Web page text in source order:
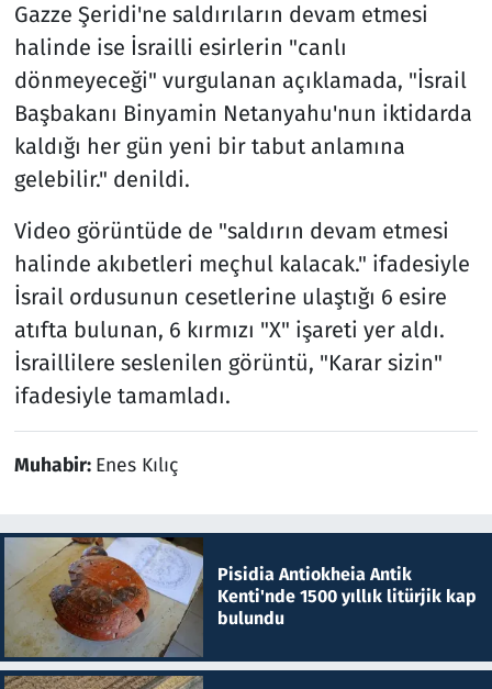
Gazze Şeridi'ne saldırıların devam etmesi
halinde ise İsrailli esirlerin "canlı
dönmeyeceği" vurgulanan açıklamada, "İsrail
Başbakanı Binyamin Netanyahu'nun iktidarda
kaldığı her gün yeni bir tabut anlamına
gelebilir." denildi.
Video görüntüde de "saldırın devam etmesi
halinde akıbetleri meçhul kalacak." ifadesiyle
İsrail ordusunun cesetlerine ulaştığı 6 esire
atıfta bulunan, 6 kırmızı "X" işareti yer aldı.
İsraillilere seslenilen görüntü, "Karar sizin"
ifadesiyle tamamladı.
Muhabir: Enes Kılıç
Pisidia Antiokheia Antik
Kenti'nde 1500 yıllık litürjik kap
bulundu